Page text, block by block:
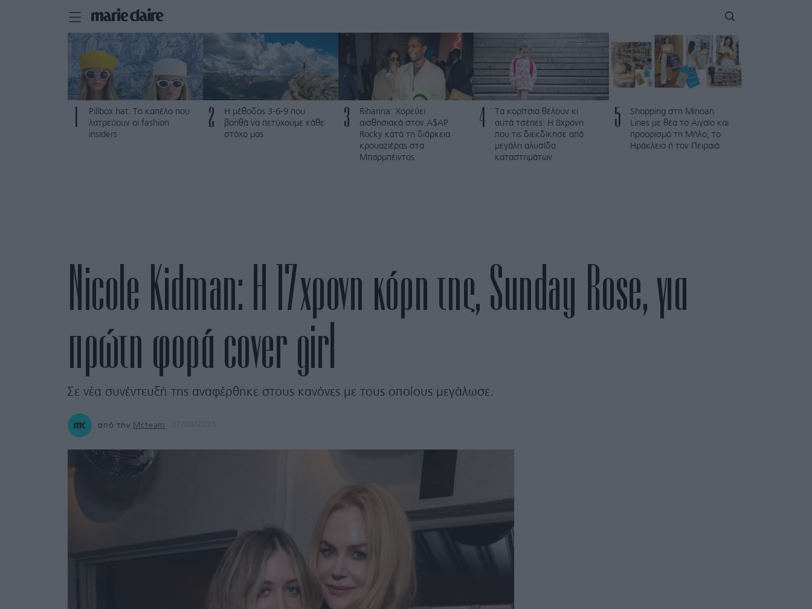
Pillbox hat: Το καπέλο που
λατρεύουν οι fashion
insiders
2
Η μέθοδος 3-6-9 που
βοηθά να πετύχουμε κάθε
στόχο μας
3
Rihanna: Χορεύει
αισθησιακά στον A$AP
Rocky κατά τη διάρκεια
κρουαζιέρας στα
Μπαρμπέιντος
4
Τα κορίτσια θέλουν κι
αυτά τσέπες: Η 8χρονη
που τις διεκδίκησε από
μεγάλη αλυσίδα
καταστημάτων
5
Shopping στη Minoan
Lines με θέα το Αιγαίο και
προορισμό τη Μήλο, το
Ηράκλειο ή τον Πειραιά
Nicole Kidman: Η 17χρονη κόρη της, Sunday Rose, για
πρώτη φορά cover girl
Σε νέα συνέντευξή της αναφέρθηκε στους κανόνες με τους οποίους μεγάλωσε.
από την Mcteam